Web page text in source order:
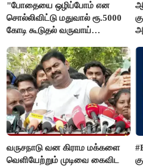
"போதையை ஒழிப்போம் என
சொல்லிவிட்டு மதுவால் ரூ.5000
கோடி கூடுதல் வருவாய்
மார்க்கண்டேயன்
வருசநாடு வன கிராம மக்களை
வெளியேற்றும் முடிவை கைவிட